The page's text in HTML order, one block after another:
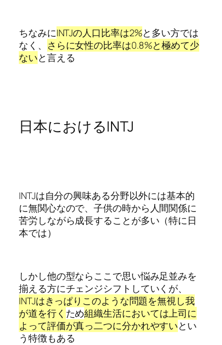
ちなみにINTJの人口比率は2%と多い方では
なく、 さらに女性の比率は0.8%と極めて少
ないと言える
日本におけるINTJ
INTJは自分の興味ある分野以外には基本的
に無関心なので、子供の時から人間関係に
苦労しながら成長することが多い（特に日
本では）
しかし他の型ならここで思い悩み足並みを
揃える方にチェンジシフトしていくが、
INTJはきっぱりこのような問題を無視し我
が道を行く ため組織生活においては上司に
よって評価が真っ二つに分かれやすいとい
う特徴もある